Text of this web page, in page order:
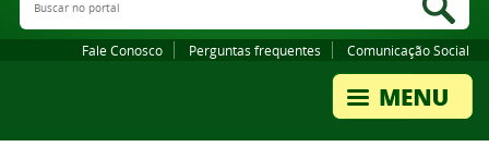
Fale Conosco Perguntas frequentes Comunicação Social